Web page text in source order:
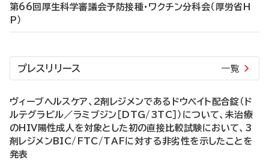
第66回厚生科学審議会予防接種・ワクチン分科会（厚労省H
P）
プレスリリース 一覧
ヴィーブヘルスケア、2剤レジメンであるドウベイト配合錠（ド
ルテグラビル／ラミブジン［DTG/3TC］）について、未治療
のHIV陽性成人を対象とした初の直接比較試験において、3
剤レジメンBIC/FTC/TAFに対する非劣性を示したことを
発表